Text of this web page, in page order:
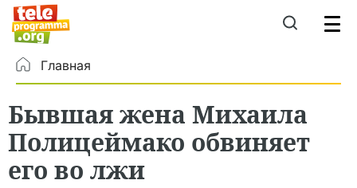
Главная
Бывшая жена Михаила
Полицеймако обвиняет
его во лжи